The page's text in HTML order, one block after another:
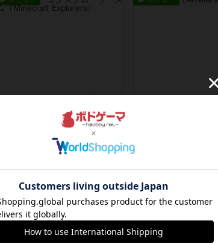
マイクラの協力宝集めゲーム！目的
カードに書かれたアイテムを見つけ
10ヶ月前の投稿
アメリアの
血の描写があるため、
気をつけください。び
レビュー レビュー